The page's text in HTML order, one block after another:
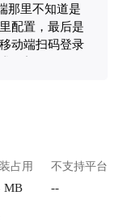
!
!
击
ycat.app.happycoder | 对比点 | Happy | HAPI |
--|---| | 架构 | 远
先，包装 AI
(https://
喜欢在本地跑、
那里不知道是
配置，最后是
动端扫码登录
占用
MB
不支持平台
--